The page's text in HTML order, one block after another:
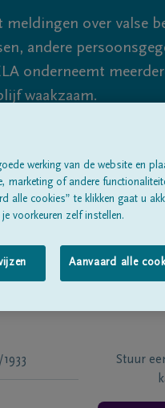
meldingen over valse
andere
onderneemt
waakzaam.
Over ons
Stuur
werking van de website en
marketing of andere
alle cookies” te klikken gaat u
voorkeuren zelf instellen.
Aanvaard alle